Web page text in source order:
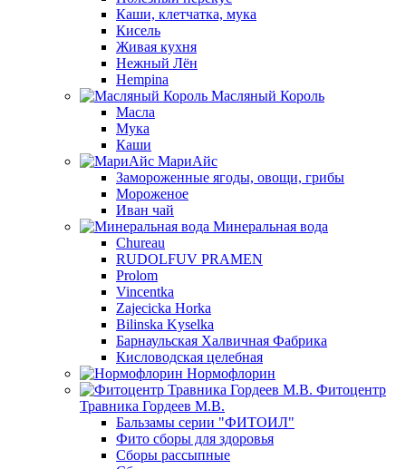
Каши, клетчатка, мука
Кисель
Живая кухня
Нежный Лён
Hempina
Масляный Король
Масла
Мука
Каши
МариАйс
Замороженные ягоды, овощи, грибы
Мороженое
Иван чай
Минеральная вода
Chureau
RUDOLFUV PRAMEN
Prolom
Vincentka
Zajecicka Horka
Bilinska Kyselka
Барнаульская Халвичная Фабрика
Кисловодская целебная
Нормофлорин
Фитоцентр
Травника Гордеев М.В.
Бальзамы серии "ФИТОИЛ"
Фито сборы для здоровья
Сборы рассыпные